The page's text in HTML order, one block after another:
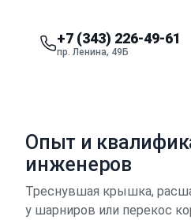
+7 (343) 226-49-61
пр. Ленина, 49Б
Опыт и
инженеров
Треснувшая крышка,
у шарниров или перекос